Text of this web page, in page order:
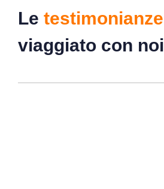
Le testimonianze
viaggiato con noi